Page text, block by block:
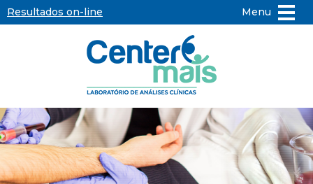
Resultados on-line Menu
Center
Mais
-